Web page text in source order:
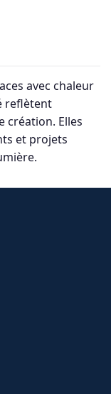
avec chaleur
reflètent
création. Elles
et projets